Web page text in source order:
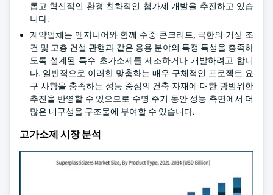
롭고 혁신적인 환경 친화적인 첨가제 개발을 추진하고 있습
니다.
계약업체는 엔지니어와 함께 수중 콘크리트, 극한의 기상 조
건 및 고층 건설 관행과 같은 응용 분야의 특정 특성을 충족하
도록 설계된 특수 초가소제를 제조하거나 개발하려고 합니
다. 일반적으로 이러한 맞춤화는 매우 구체적인 프로젝트 요
구 사항을 충족하는 성능 중심의 건축 자재에 대한 광범위한
추진을 반영할 수 있으므로 수명 주기 동안 성능 측면에서 더
많은 내구성을 구조물에 부여할 수 있습니다.
고가소제 시장 분석